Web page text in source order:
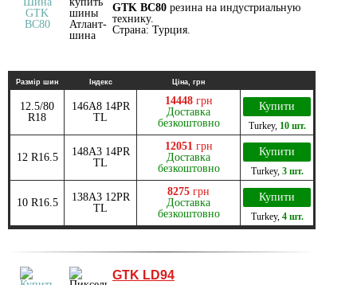
GTK BC80 резина на индустриальную
технику.
Страна: Турция.
Размір шин Індекс Ціна, грн
12.5/80
R18
146A8 14PR
TL
14448 грн
Доставка
безкоштовно
Купити
Turkey, 10 шт.
12 R16.5
148A3 14PR
TL
12051 грн
Доставка
безкоштовно
Купити
Turkey, 3 шт.
10 R16.5
138А3 12PR
TL
8275 грн
Доставка
безкоштовно
Купити
Turkey, 4 шт.
GTK LD94